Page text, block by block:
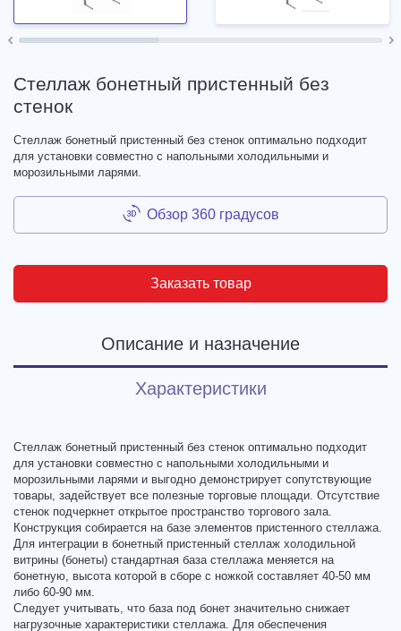
Стеллаж бонетный пристенный без
стенок
Стеллаж бонетный пристенный без стенок оптимально подходит
для установки совместно с напольными холодильными и
морозильными ларями.
Обзор 360 градусов
Заказать товар
Описание и назначение
Характеристики
Стеллаж бонетный пристенный без стенок оптимально подходит
для установки совместно с напольными холодильными и
морозильными ларями и выгодно демонстрирует сопутствующие
товары, задействует все полезные торговые площади. Отсутствие
стенок подчеркнет открытое пространство торгового зала.
Конструкция собирается на базе элементов пристенного стеллажа.
Для интеграции в бонетный пристенный стеллаж холодильной
витрины (бонеты) стандартная база стеллажа меняется на
бонетную, высота которой в сборе с ножкой составляет 40-50 мм
либо 60-90 мм.
Следует учитывать, что база под бонет значительно снижает
нагрузочные характеристики стеллажа. Для обеспечения